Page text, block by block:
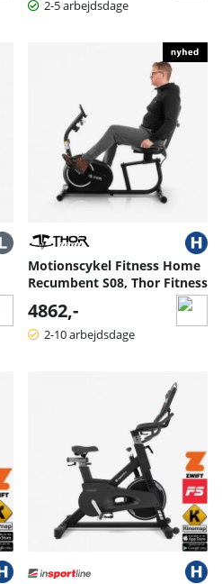
2-5 arbejdsdage
Motionscykel Fitness Home
Recumbent S08, Thor Fitness
4862,-
2-10 arbejdsdage